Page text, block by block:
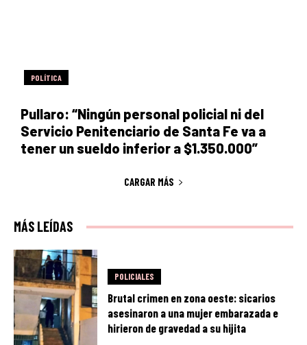
POLÍTICA
Pullaro: “Ningún personal policial ni del
Servicio Penitenciario de Santa Fe va a
tener un sueldo inferior a $1.350.000”
CARGAR MÁS
MÁS LEÍDAS
POLICIALES
Brutal crimen en zona oeste: sicarios
asesinaron a una mujer embarazada e
hirieron de gravedad a su hijita